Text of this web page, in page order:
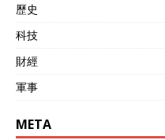
歷史
科技
財經
軍事
META